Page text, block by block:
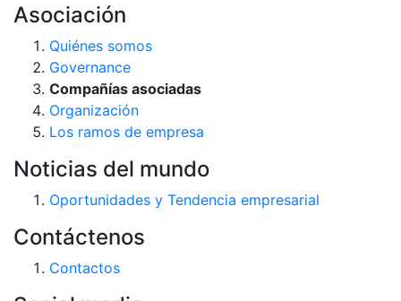
Asociación
Quiénes somos
Governance
Compañías asociadas
Organización
Los ramos de empresa
Noticias del mundo
Oportunidades y Tendencia empresarial
Contáctenos
Contactos